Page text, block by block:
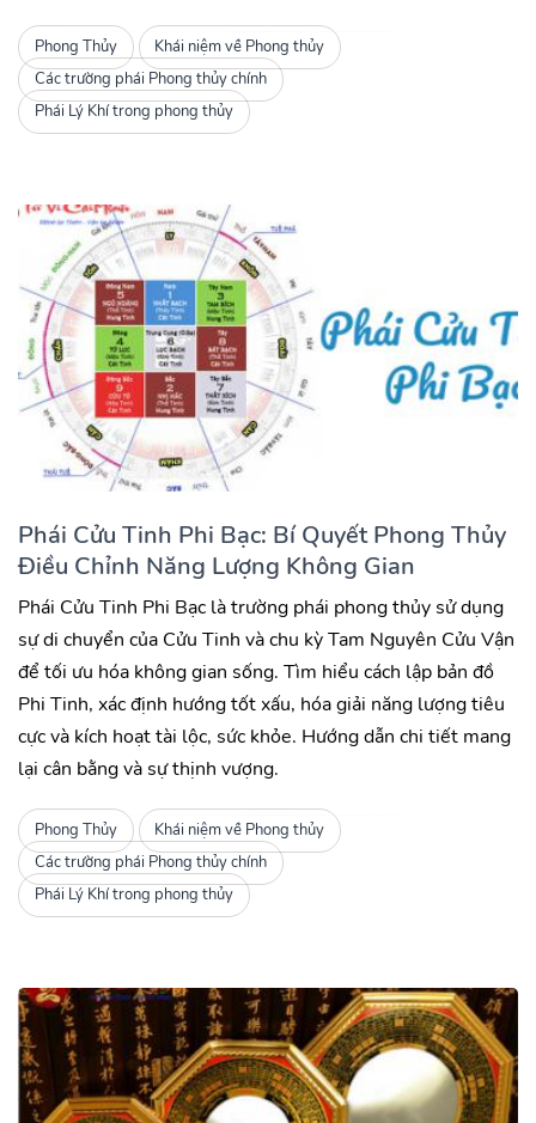
Phong Thủy
Khái niệm về Phong thủy
Các trường phái Phong thủy chính
Phái Lý Khí trong phong thủy
Phái Cửu Tinh Phi Bạc: Bí Quyết Phong Thủy
Điều Chỉnh Năng Lượng Không Gian
Phái Cửu Tinh Phi Bạc là trường phái phong thủy sử dụng
sự di chuyển của Cửu Tinh và chu kỳ Tam Nguyên Cửu Vận
để tối ưu hóa không gian sống. Tìm hiểu cách lập bản đồ
Phi Tinh, xác định hướng tốt xấu, hóa giải năng lượng tiêu
cực và kích hoạt tài lộc, sức khỏe. Hướng dẫn chi tiết mang
lại cân bằng và sự thịnh vượng.
Phong Thủy
Khái niệm về Phong thủy
Các trường phái Phong thủy chính
Phái Lý Khí trong phong thủy